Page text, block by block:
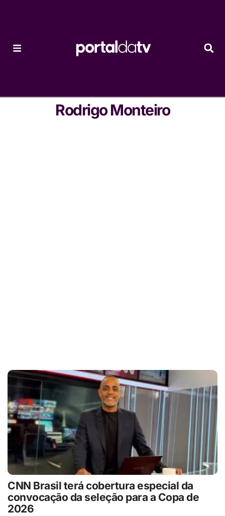
Rodrigo Monteiro
CNN Brasil terá cobertura especial da
convocação da seleção para a Copa de
2026